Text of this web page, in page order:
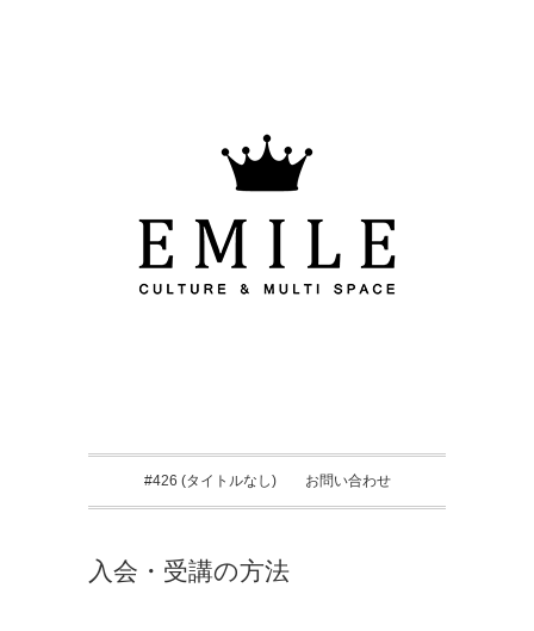
#426 (タイトルなし) お問い合わせ
入会・受講の方法